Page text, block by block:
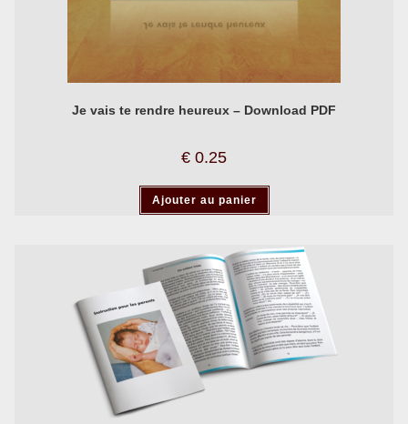
Je vais te rendre heureux – Download PDF
€ 0.25
Ajouter au panier